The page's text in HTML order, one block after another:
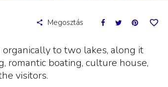
Megosztás
to two lakes, along it
romantic boating, culture house,
visitors.